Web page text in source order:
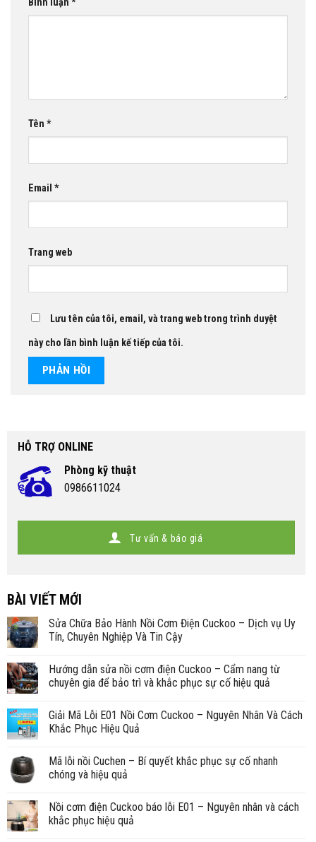
Tên *
Email *
Trang web
Lưu tên của tôi, email, và trang web trong trình duyệt
này cho lần bình luận kế tiếp của tôi.
HỖ TRỢ ONLINE
Phòng kỹ thuật
0986611024
Tư vấn & báo giá
BÀI VIẾT MỚI
Sửa Chữa Bảo Hành Nồi Cơm Điện Cuckoo – Dịch vụ Uy
Tín, Chuyên Nghiệp Và Tin Cậy
Hướng dẫn sửa nồi cơm điện Cuckoo – Cẩm nang từ
chuyên gia để bảo trì và khắc phục sự cố hiệu quả
Giải Mã Lỗi E01 Nồi Cơm Cuckoo – Nguyên Nhân Và Cách
Khắc Phục Hiệu Quả
Mã lỗi nồi Cuchen – Bí quyết khắc phục sự cố nhanh
chóng và hiệu quả
Nồi cơm điện Cuckoo báo lỗi E01 – Nguyên nhân và cách
khắc phục hiệu quả